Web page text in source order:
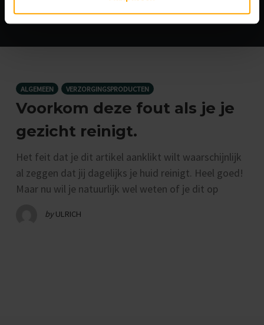
ALGEMEEN VERZORGINGSPRODUCTEN
Voorkom deze fout als je je
gezicht reinigt.
Het feit dat je dit artikel aanklikt wilt waarschijnlijk
al zeggen dat jij dagelijks je huid reinigt. Heel goed!
Maar nu wil je natuurlijk wel weten of je dit op
by ULRICH